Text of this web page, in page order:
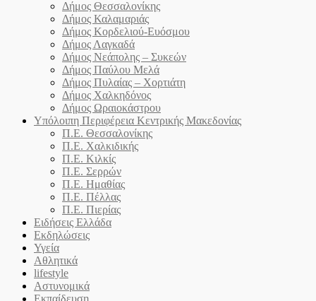
Δήμος Θεσσαλονίκης
Δήμος Καλαμαριάς
Δήμος Κορδελιού-Ευόσμου
Δήμος Λαγκαδά
Δήμος Νεάπολης – Συκεών
Δήμος Παύλου Μελά
Δήμος Πυλαίας – Χορτιάτη
Δήμος Χαλκηδόνος
Δήμος Ωραιοκάστρου
Υπόλοιπη Περιφέρεια Κεντρικής Μακεδονίας
Π.Ε. Θεσσαλονίκης
Π.Ε. Χαλκιδικής
Π.Ε. Κιλκίς
Π.Ε. Σερρών
Π.Ε. Ημαθίας
Π.Ε. Πέλλας
Π.Ε. Πιερίας
Ειδήσεις Ελλάδα
Εκδηλώσεις
Υγεία
Αθλητικά
lifestyle
Αστυνομικά
Εκπαίδευση